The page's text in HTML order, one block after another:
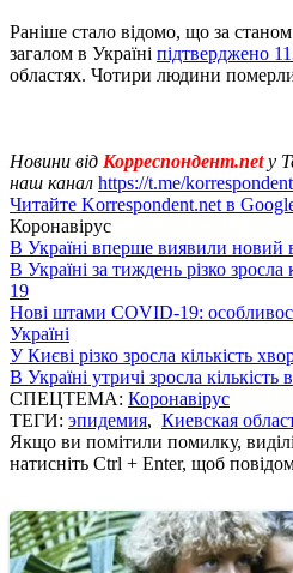
Раніше стало відомо, що за
загалом в Україні підтверджено
областях. Чотири людини
Новини від Корреспондент.net у
наш канал https://t.me/
Читайте Korrespondent.net в
Коронавірус
В Україні вперше виявили новий
В Україні за тиждень різко
19
Нові штами COVID-19:
Україні
У Києві різко зросла кількість
В Україні утричі зросла
СПЕЦТЕМА: Коронавірус
ТЕГИ: эпидемия, Киевская
Якщо ви помітили помилку,
натисніть Ctrl + Enter, щоб